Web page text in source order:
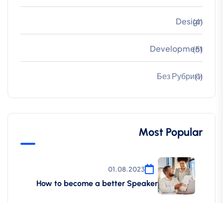
Design
(4)
Development
(5)
Без Рубрики
(1)
Most Popular
01.08.2023
How to become a better Speaker